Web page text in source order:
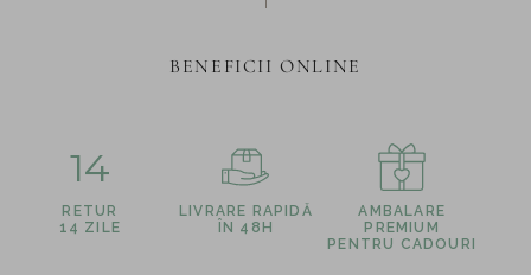
BENEFICII ONLINE
14
RETUR
14 ZILE
LIVRARE RAPIDĂ
ÎN 48H
AMBALARE
PREMIUM
PENTRU CADOURI